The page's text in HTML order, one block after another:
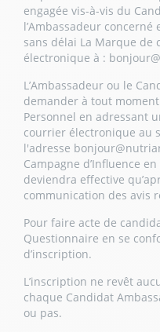
engagée vis-à-vis du
l’Ambassadeur
sans délai La Marque
électronique à :
L’Ambassadeur ou le
demander à tout
Personnel en adressant
courrier électronique au
l'adresse
Campagne d’Influence
deviendra effective
communication des avis
Pour faire acte de
Questionnaire en se
d’inscription.
L’inscription ne revêt
chaque Candidat
ou pas.